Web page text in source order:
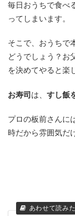
毎日おうちで食べ
ってしまいます。
そこで、おうちで
どうでしょう？お
を決めてやると楽
お寿司 は、 すし飯
プロの板前さんに
時だから雰囲気だ